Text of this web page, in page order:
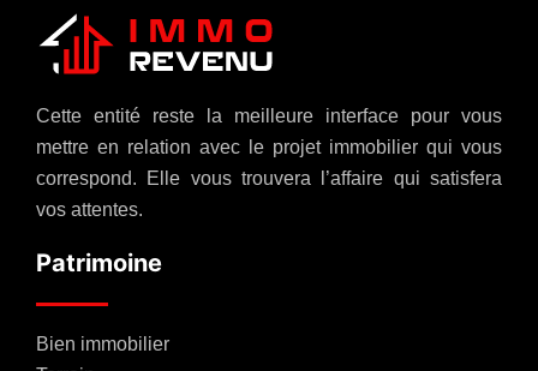
Cette entité reste la meilleure interface pour vous
mettre en relation avec le projet immobilier qui vous
correspond. Elle vous trouvera l’affaire qui satisfera
vos attentes.
Patrimoine
Bien immobilier